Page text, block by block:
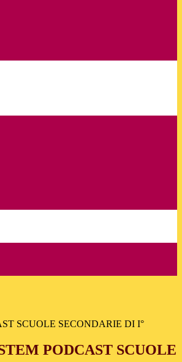
SCUOLE SECONDARIE DI I°
PODCAST SCUOLE